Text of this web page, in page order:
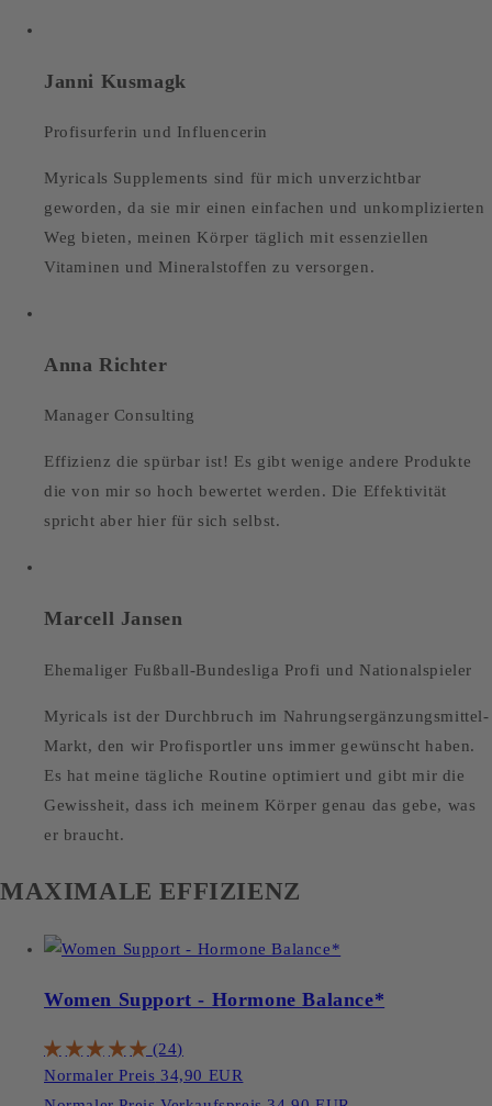
Janni Kusmagk
Profisurferin und Influencerin
Myricals Supplements sind für mich unverzichtbar
geworden, da sie mir einen einfachen und unkomplizierten
Weg bieten, meinen Körper täglich mit essenziellen
Vitaminen und Mineralstoffen zu versorgen.
Anna Richter
Manager Consulting
Effizienz die spürbar ist! Es gibt wenige andere Produkte
die von mir so hoch bewertet werden. Die Effektivität
spricht aber hier für sich selbst.
Marcell Jansen
Ehemaliger Fußball-Bundesliga Profi und Nationalspieler
Myricals ist der Durchbruch im Nahrungsergänzungsmittel-
Markt, den wir Profisportler uns immer gewünscht haben.
Es hat meine tägliche Routine optimiert und gibt mir die
Gewissheit, dass ich meinem Körper genau das gebe, was
er braucht.
MAXIMALE EFFIZIENZ
Women Support - Hormone Balance*
(24)
Normaler Preis 34,90 EUR